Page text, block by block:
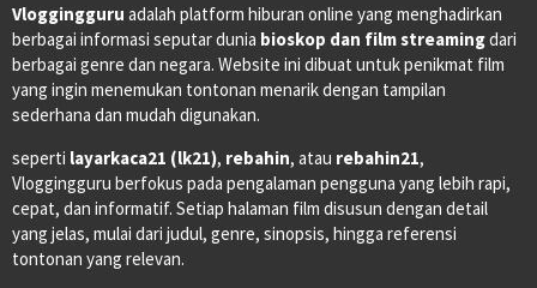
Vloggingguru adalah platform hiburan online yang menghadirkan
berbagai informasi seputar dunia bioskop dan film streamingdari
berbagai genre dan negara. Website ini dibuat untuk penikmat film
yang ingin menemukan tontonan menarik dengan tampilan
sederhana dan mudah digunakan.
seperti layarkaca21 (lk21), rebahin, atau rebahin21,
Vloggingguru berfokus pada pengalaman pengguna yang lebih rapi,
cepat, dan informatif. Setiap halaman film disusun dengan detail
yang jelas, mulai dari judul, genre, sinopsis, hingga referensi
tontonan yang relevan.